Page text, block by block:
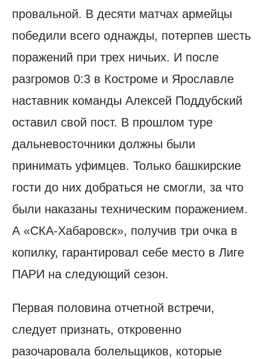
провальной. В десяти матчах армейцы
победили всего однажды, потерпев шесть
поражений при трех ничьих. И после
разгромов 0:3 в Костроме и Ярославле
наставник команды Алексей Поддубский
оставил свой пост. В прошлом туре
дальневосточники должны были
принимать уфимцев. Только башкирские
гости до них добраться не смогли, за что
были наказаны техническим поражением.
А «СКА-Хабаровск», получив три очка в
копилку, гарантировал себе место в Лиге
ПАРИ на следующий сезон.
Первая половина отчетной встречи,
следует признать, откровенно
разочаровала болельщиков, которые